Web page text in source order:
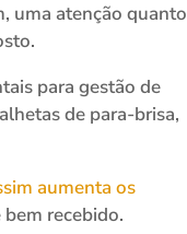
uma atenção quanto
para gestão de
de para-brisa,
aumenta os
recebido.